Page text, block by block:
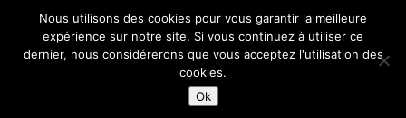
Nous utilisons des cookies pour vous garantir la meilleure
expérience sur notre site. Si vous continuez à utiliser ce
dernier, nous considérerons que vous acceptez l'utilisation des
cookies.
Ok